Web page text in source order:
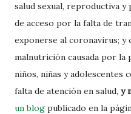
salud sexual, reproductiva y
de acceso por la falta de
exponerse al coronavirus; y
malnutrición causada por la
niños, niñas y
falta de atención en salud, y
un blog publicado en la